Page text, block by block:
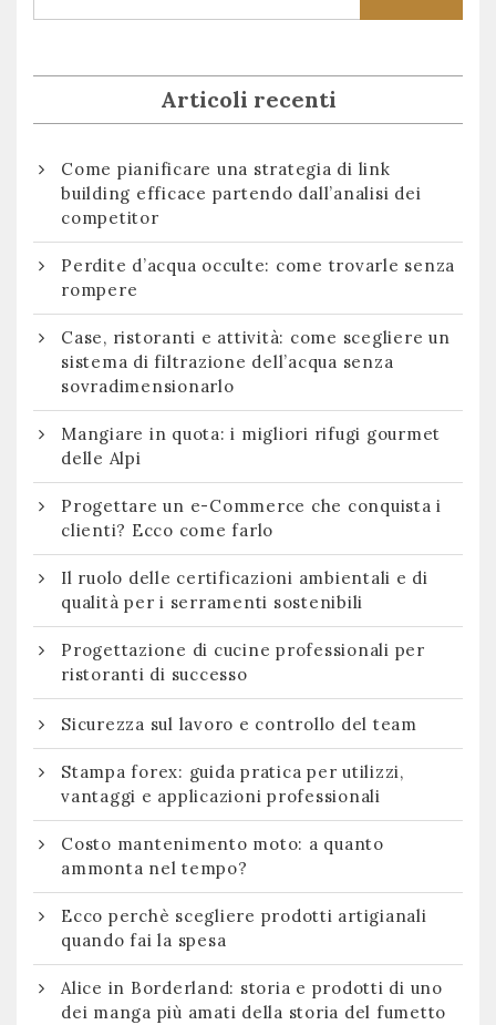
Articoli recenti
Come pianificare una strategia di link
building efficace partendo dall’analisi dei
competitor
Perdite d’acqua occulte: come trovarle senza
rompere
Case, ristoranti e attività: come scegliere un
sistema di filtrazione dell’acqua senza
sovradimensionarlo
Mangiare in quota: i migliori rifugi gourmet
delle Alpi
Progettare un e-Commerce che conquista i
clienti? Ecco come farlo
Il ruolo delle certificazioni ambientali e di
qualità per i serramenti sostenibili
Progettazione di cucine professionali per
ristoranti di successo
Sicurezza sul lavoro e controllo del team
Stampa forex: guida pratica per utilizzi,
vantaggi e applicazioni professionali
Costo mantenimento moto: a quanto
ammonta nel tempo?
Ecco perchè scegliere prodotti artigianali
quando fai la spesa
Alice in Borderland: storia e prodotti di uno
dei manga più amati della storia del fumetto